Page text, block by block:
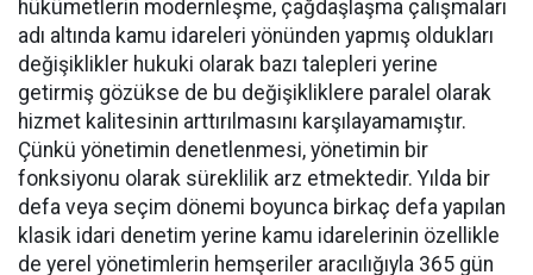
hükümetlerin modernleşme, çağdaşlaşma çalışmaları
adı altında kamu idareleri yönünden yapmış oldukları
değişiklikler hukuki olarak bazı talepleri yerine
getirmiş gözükse de bu değişikliklere paralel olarak
hizmet kalitesinin arttırılmasını karşılayamamıştır.
Çünkü yönetimin denetlenmesi, yönetimin bir
fonksiyonu olarak süreklilik arz etmektedir. Yılda bir
defa veya seçim dönemi boyunca birkaç defa yapılan
klasik idari denetim yerine kamu idarelerinin özellikle
de yerel yönetimlerin hemşeriler aracılığıyla 365 gün